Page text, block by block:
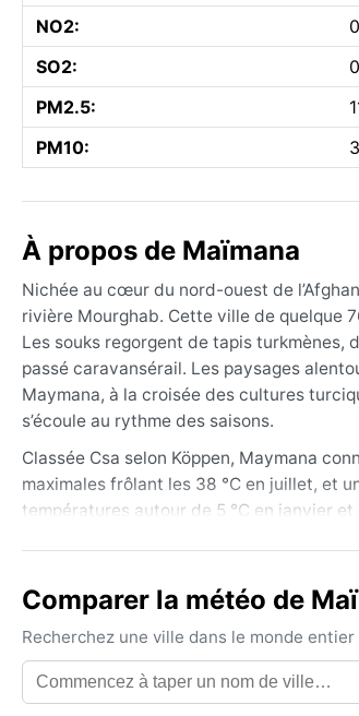
NO2:
SO2:
PM2.5:
PM10:
À propos de Maïmana
Nichée au cœur du nord-ouest de
rivière Mourghab. Cette ville de quelque
Les souks regorgent de tapis turkmènes,
passé caravansérail. Les paysages
Maymana, à la croisée des cultures
s’écoule au rythme des saisons.
Classée Csa selon Köppen, Maymana
maximales frôlant les 38 °C en juillet, et
températures autour de 5 °C en janvier
décembre à mars, arrosent modérément
Le meilleur moment pour une visite
sont douces et le ciel dégagé. L’été
phénomènes extrêmes comme les
chaude, et un brouillard matinal
Comparer la météo de
Recherchez une ville dans le monde